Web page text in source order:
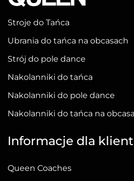
można
wybrać
na
stronie
produktu
Stroje do Tańca
Ubrania do tańca na obcasach
Strój do pole dance
Nakolanniki do tańca
Nakolanniki do pole dance
Nakolanniki do tańca na
Informacje dla
Queen Coaches